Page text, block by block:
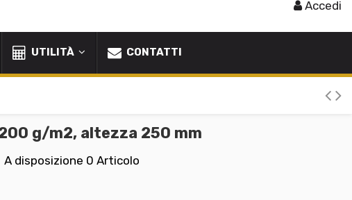
Accedi
UTILITÀ CONTATTI
g/m2, altezza 250 mm
A disposizione 0 Articolo